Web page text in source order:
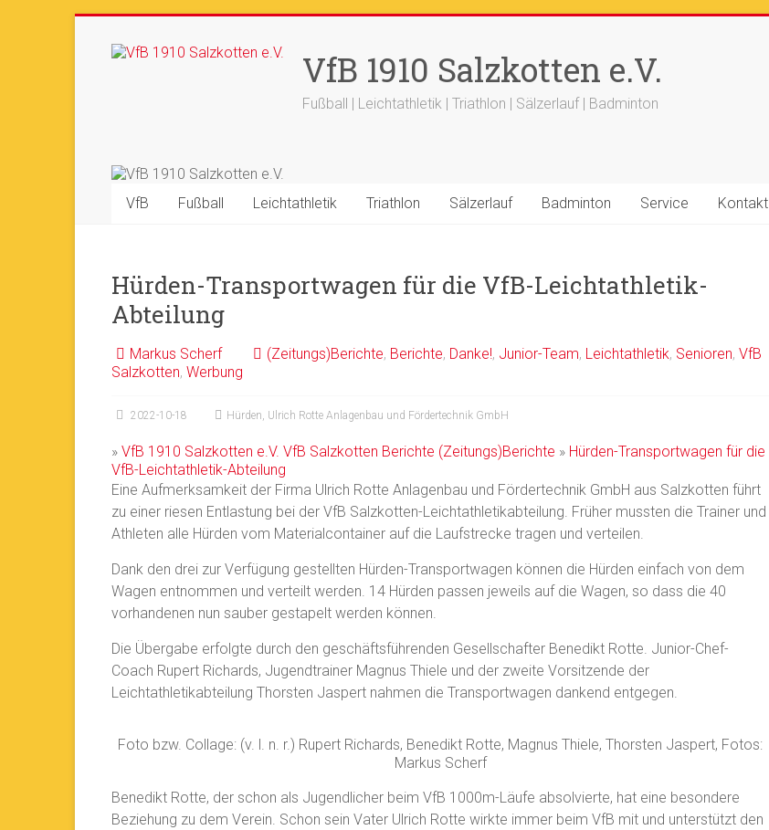
springen
VfB 1910 Salzkotten e.V.
Fußball | Leichtathletik | Triathlon | Sälzerlauf | Badminton
VfB Fußball Leichtathletik Triathlon Sälzerlauf Badminton Service Kontakt
Hürden-Transportwagen für die VfB-Leichtathletik-
Abteilung
Markus Scherf (Zeitungs)Berichte, Berichte, Danke!, Junior-Team, Leichtathletik, Senioren, VfB
Salzkotten, Werbung
2022-10-18 Hürden, Ulrich Rotte Anlagenbau und Fördertechnik GmbH
» VfB 1910 Salzkotten e.V. VfB Salzkotten Berichte (Zeitungs)Berichte » Hürden-Transportwagen für die
VfB-Leichtathletik-Abteilung
Eine Aufmerksamkeit der Firma Ulrich Rotte Anlagenbau und Fördertechnik GmbH aus Salzkotten führt
zu einer riesen Entlastung bei der VfB Salzkotten-Leichtathletikabteilung. Früher mussten die Trainer und
Athleten alle Hürden vom Materialcontainer auf die Laufstrecke tragen und verteilen.
Dank den drei zur Verfügung gestellten Hürden-Transportwagen können die Hürden einfach von dem
Wagen entnommen und verteilt werden. 14 Hürden passen jeweils auf die Wagen, so dass die 40
vorhandenen nun sauber gestapelt werden können.
Die Übergabe erfolgte durch den geschäftsführenden Gesellschafter Benedikt Rotte. Junior-Chef-
Coach Rupert Richards, Jugendtrainer Magnus Thiele und der zweite Vorsitzende der
Leichtathletikabteilung Thorsten Jaspert nahmen die Transportwagen dankend entgegen.
Foto bzw. Collage: (v. l. n. r.) Rupert Richards, Benedikt Rotte, Magnus Thiele, Thorsten Jaspert, Fotos:
Markus Scherf
Benedikt Rotte, der schon als Jugendlicher beim VfB 1000m-Läufe absolvierte, hat eine besondere
Beziehung zu dem Verein. Schon sein Vater Ulrich Rotte wirkte immer beim VfB mit und unterstützt den
+++ 21-03. -
+++ 18.-19.04. -Werfertage+++